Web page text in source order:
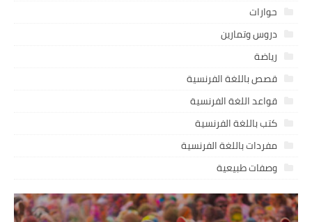
حوارات
دروس وتمارين
رياضة
قصص باللغة الفرنسية
قواعد اللغة الفرنسية
كتب باللغة الفرنسية
مفردات باللغة الفرنسية
وصفات طبيعية